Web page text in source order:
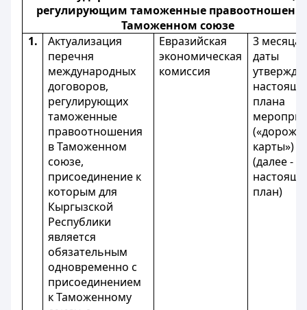
регулирующим таможенные
Таможенном союзе
1.
Актуализация
перечня
международных
договоров,
регулирующих
таможенные
правоотношения
в Таможенном
союзе,
присоединение к
которым для
Кыргызской
Республики
является
обязательным
одновременно с
присоединением
к Таможенному
Евразийская
экономическая
комиссия
3 месяца
даты
плана
карты»)
(далее -
план)